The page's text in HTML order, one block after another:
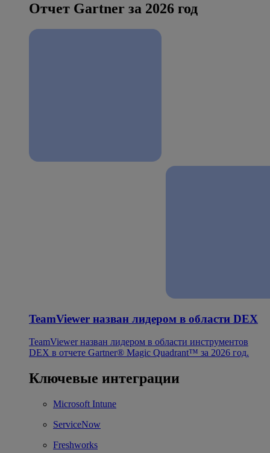
Отчет Gartner за 2026 год
TeamViewer назван лидером в области DEX
TeamViewer назван лидером в области инструментов
DEX в отчете Gartner® Magic Quadrant™ за 2026 год.
Ключевые интеграции
Microsoft Intune
ServiceNow
Freshworks